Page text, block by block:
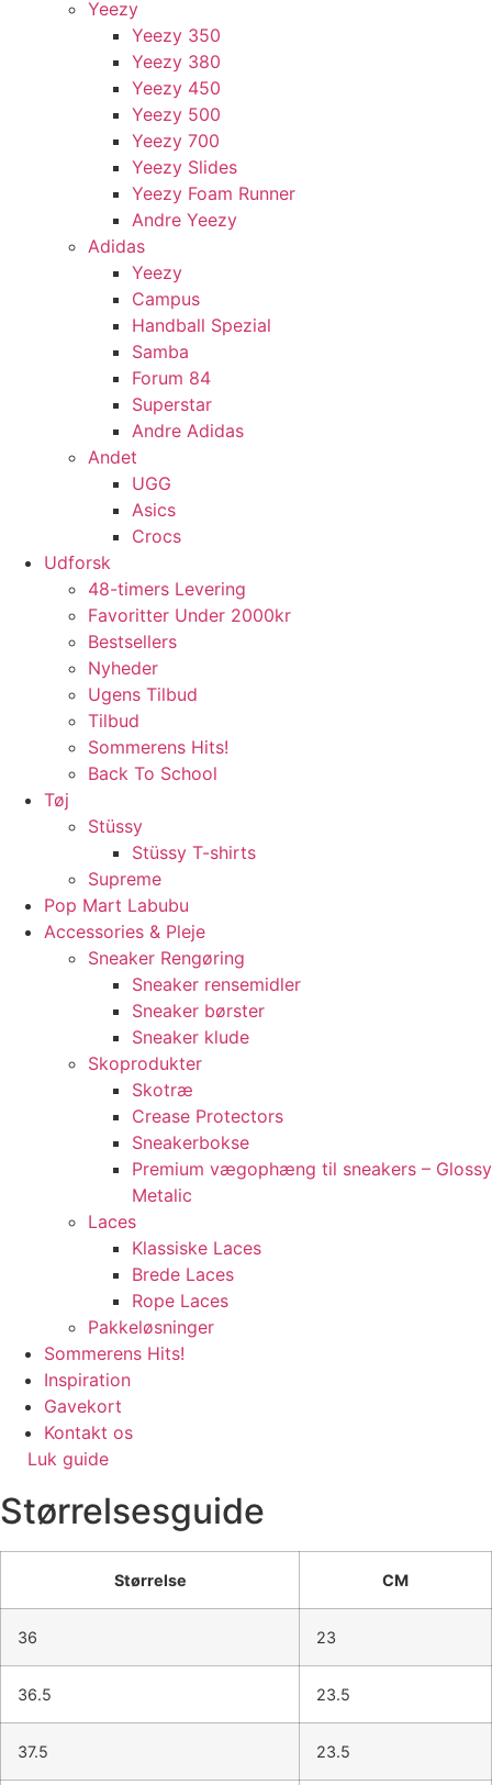
Yeezy
Yeezy 350
Yeezy 380
Yeezy 450
Yeezy 500
Yeezy 700
Yeezy Slides
Yeezy Foam Runner
Andre Yeezy
Adidas
Yeezy
Campus
Handball Spezial
Samba
Forum 84
Superstar
Andre Adidas
Andet
UGG
Asics
Crocs
Udforsk
48-timers Levering
Favoritter Under 2000kr
Bestsellers
Nyheder
Ugens Tilbud
Tilbud
Sommerens Hits!
Back To School
Tøj
Stüssy
Stüssy T-shirts
Supreme
Pop Mart Labubu
Accessories & Pleje
Sneaker Rengøring
Sneaker rensemidler
Sneaker børster
Sneaker klude
Skoprodukter
Skotræ
Crease Protectors
Sneakerbokse
Premium vægophæng til sneakers – Glossy
Metalic
Laces
Klassiske Laces
Brede Laces
Rope Laces
Pakkeløsninger
Sommerens Hits!
Inspiration
Gavekort
Kontakt os
Luk guide
Størrelsesguide
Størrelse CM
36 23
36.5 23.5
37.5 23.5